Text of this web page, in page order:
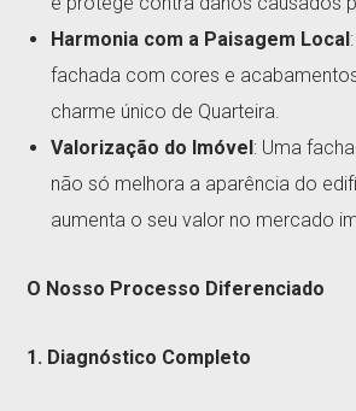
Harmonia com a Paisagem Local
fachada com cores e
charme único de Quarteira.
Valorização do Imóvel : Uma
não só melhora a aparência do
aumenta o seu valor no mercado
O Nosso Processo Diferenciado
1. Diagnóstico Completo